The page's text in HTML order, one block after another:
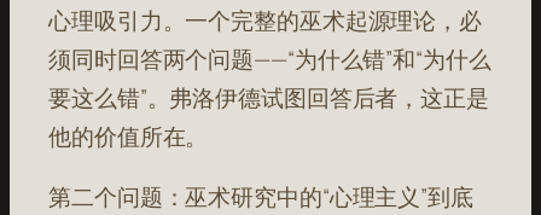
心理吸引力。一个完整的巫术起源理论，必
须同时回答两个问题——“为什么错”和“为什么
要这么错”。弗洛伊德试图回答后者，这正是
他的价值所在。
第二个问题：巫术研究中的“心理主义”到底